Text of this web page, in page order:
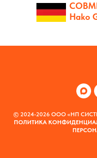
Hako
© 2024-2026 ООО «НП
ПОЛИТИКА